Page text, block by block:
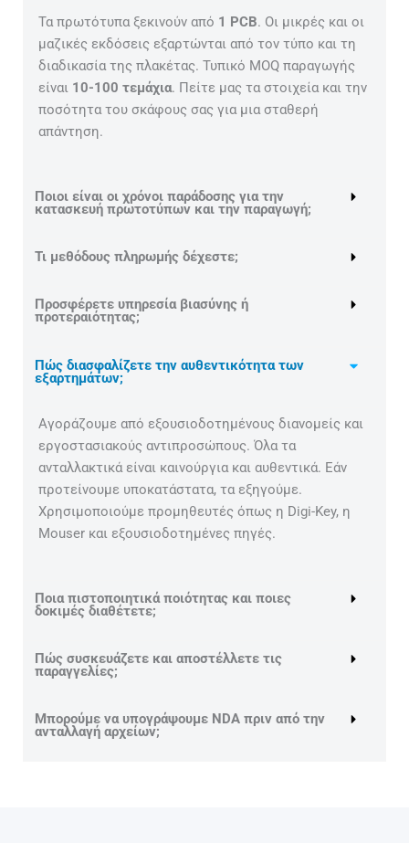
Τα πρωτότυπα ξεκινούν από 1 PCB. Οι μικρές και οι
μαζικές εκδόσεις εξαρτώνται από τον τύπο και τη
διαδικασία της πλακέτας. Τυπικό MOQ παραγωγής
είναι 10-100 τεμάχια. Πείτε μας τα στοιχεία και την
ποσότητα του σκάφους σας για μια σταθερή
απάντηση.
Ποιοι είναι οι χρόνοι παράδοσης για την
κατασκευή πρωτοτύπων και την παραγωγή;
Τι μεθόδους πληρωμής δέχεστε;
Προσφέρετε υπηρεσία βιασύνης ή
προτεραιότητας;
Πώς διασφαλίζετε την αυθεντικότητα των
εξαρτημάτων;
Αγοράζουμε από εξουσιοδοτημένους διανομείς και
εργοστασιακούς αντιπροσώπους. Όλα τα
ανταλλακτικά είναι καινούργια και αυθεντικά. Εάν
προτείνουμε υποκατάστατα, τα εξηγούμε.
Χρησιμοποιούμε προμηθευτές όπως η Digi-Key, η
Mouser και εξουσιοδοτημένες πηγές.
Ποια πιστοποιητικά ποιότητας και ποιες
δοκιμές διαθέτετε;
Πώς συσκευάζετε και αποστέλλετε τις
παραγγελίες;
Μπορούμε να υπογράψουμε NDA πριν από την
ανταλλαγή αρχείων;